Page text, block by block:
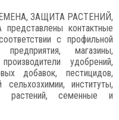
ЗАЩИТА РАСТЕНИЙ,
контактные
с профильной
предприятия, магазины,
удобрений,
добавок, пестицидов,
институты,
растений, семенные и